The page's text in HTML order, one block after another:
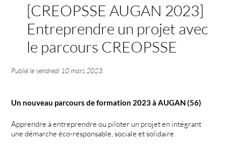
[CREOPSSE AUGAN 2023]
Entreprendre un projet avec
le parcours CREOPSSE
Publié levendredi 10 mars 2023
Un nouveau parcours de formation 2023 à AUGAN (56)
Apprendre à entreprendre ou piloter un projet en intégrant
une démarche éco-responsable, sociale et solidaire